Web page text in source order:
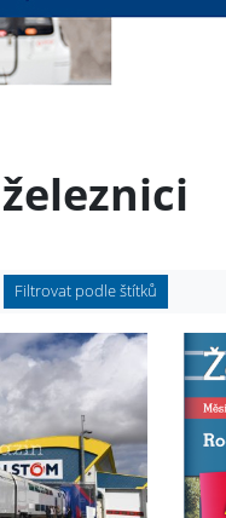
Filtrovat podle štítků